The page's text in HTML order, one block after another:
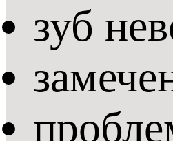
зуб